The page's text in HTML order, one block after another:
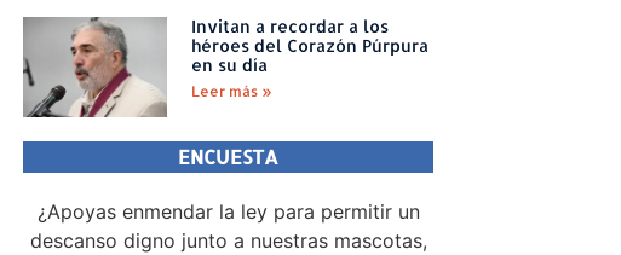
Invitan a recordar a los
héroes del Corazón Púrpura
en su día
Leer más »
ENCUESTA
¿Apoyas enmendar la ley para permitir un
descanso digno junto a nuestras mascotas,